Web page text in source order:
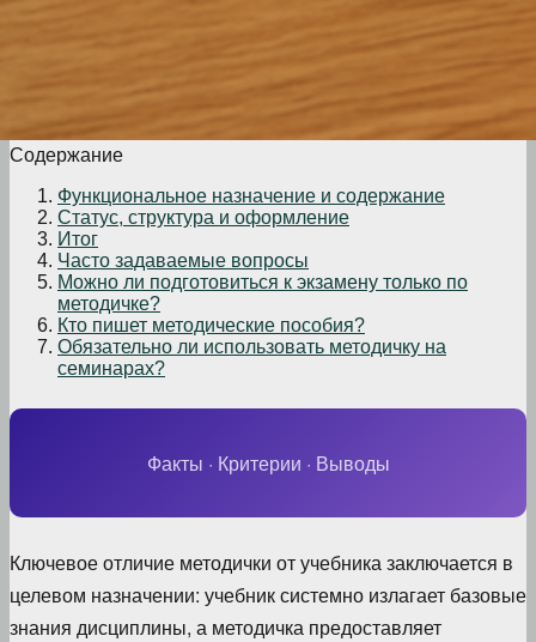
Содержание
Функциональное назначение и содержание
Статус, структура и оформление
Итог
Часто задаваемые вопросы
Можно ли подготовиться к экзамену только по
методичке?
Кто пишет методические пособия?
Обязательно ли использовать методичку на
семинарах?
Факты · Критерии · Выводы
Ключевое отличие методички от учебника заключается в
целевом назначении: учебник системно излагает базовые
знания дисциплины, а методичка предоставляет